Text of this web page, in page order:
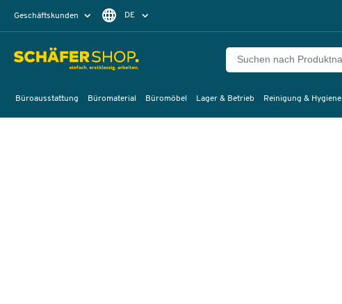
Geschäftskunden DE
Büroausstattung Büromaterial Büromöbel Lager & Betrieb Reinigung & Hygiene